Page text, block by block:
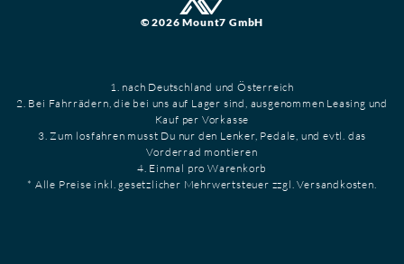
© 2026 Mount7 GmbH
1. nach Deutschland und Österreich
2. Bei Fahrrädern, die bei uns auf Lager sind, ausgenommen Leasing und
Kauf per Vorkasse
3. Zum losfahren musst Du nur den Lenker, Pedale, und evtl. das
Vorderrad montieren
4. Einmal pro Warenkorb
* Alle Preise inkl. gesetzlicher Mehrwertsteuer zzgl. Versandkosten.